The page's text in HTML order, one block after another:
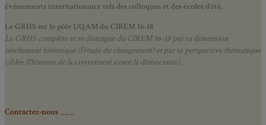
événements internationaux tels des colloques et des écoles d’été.
Le GRHS est le pôle UQAM du CIREM 16-18
Le GRHS complète et se distingue du CIREM 16-18 par sa dimension
résolument historique (l’étude du changement) et par sa perspective thématique
ciblée (l’histoire de la citoyenneté avant la démocratie).
Contactez-nous ___